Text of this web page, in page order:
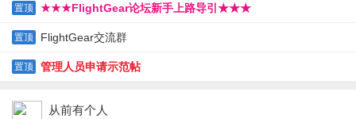
置顶 ★★★FlightGear论坛新手上路导引★★★
置顶 FlightGear交流群
置顶 管理人员申请示范帖
从前有个人